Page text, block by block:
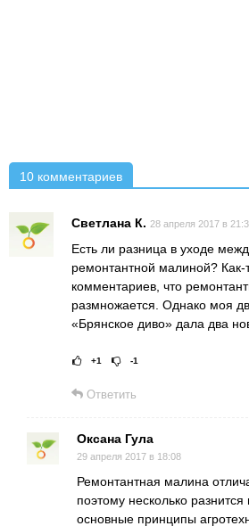
10 комментариев
Светлана К. 28 апреля 2017 в
Есть ли разница в уходе
ремонтантной малиной?
комментариев, что
размножается. Однако моя
«Брянское диво» дала два
Рейтинг статьи:
+1 -1
Ответить
Оксана Гула
29 апреля 2017 в 18:08
Ремонтантная малина
поэтому несколько
основные принципы